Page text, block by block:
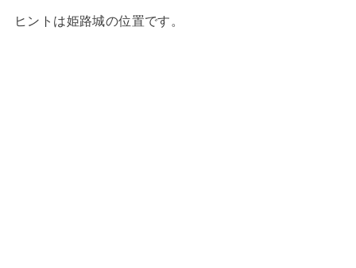
ヒントは姫路城の位置です。